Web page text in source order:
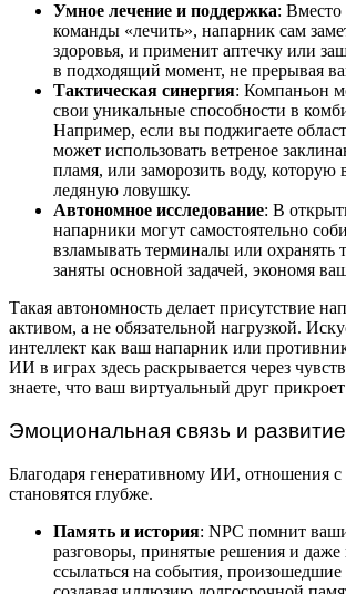
Умное лечение и поддержка: Вместо
команды «лечить», напарник сам
здоровья, и применит аптечку или
в подходящий момент, не прерывая
Тактическая синергия: Компаньон
свои уникальные способности в
Например, если вы поджигаете
может использовать ветреное
пламя, или заморозить воду, которую
ледяную ловушку.
Автономное исследование: В
напарники могут самостоятельно
взламывать терминалы или охранять
заняты основной задачей, экономя
Такая автономность делает присутствие
активом, а не обязательной нагрузкой.
интеллект как ваш напарник или
ИИ в играх здесь раскрывается через
знаете, что ваш виртуальный друг
Эмоциональная связь и
Благодаря генеративному ИИ, отношения
становятся глубже.
Память и история: NPC помнит
разговоры, принятые решения и
ссылаться на события, произошедшие